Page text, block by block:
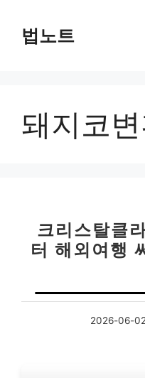
법노트
돼지코
크리스탈클
터 해외여행
2026-06-02